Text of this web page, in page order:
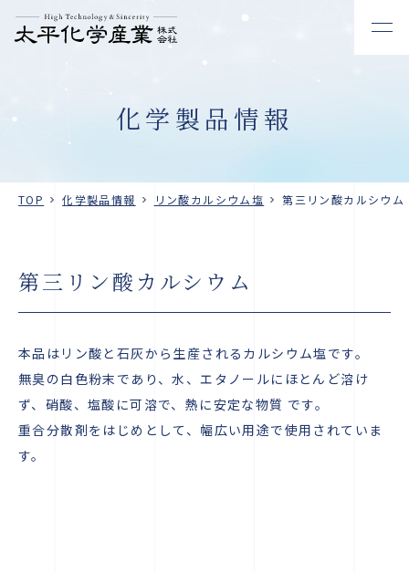
化学製品情報
TOP 化学製品情報 リン酸カルシウム塩 第三リン酸カルシウム
第三リン酸カルシウム
本品はリン酸と石灰から生産されるカルシウム塩です。
無臭の白色粉末であり、水、エタノールにほとんど溶け
ず、硝酸、塩酸に可溶で、熱に安定な物質 です。
重合分散剤をはじめとして、幅広い用途で使用されていま
す。